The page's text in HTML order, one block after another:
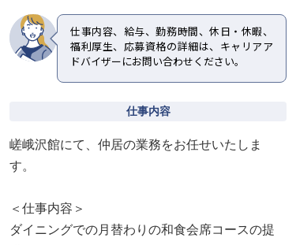
仕事内容、給与、勤務時間、休日・休暇、
福利厚生、応募資格の詳細は、キャリアア
ドバイザーにお問い合わせください。
仕事内容
嵯峨沢館にて、仲居の業務をお任せいたしま
す。
＜仕事内容＞
ダイニングでの月替わりの和食会席コースの提